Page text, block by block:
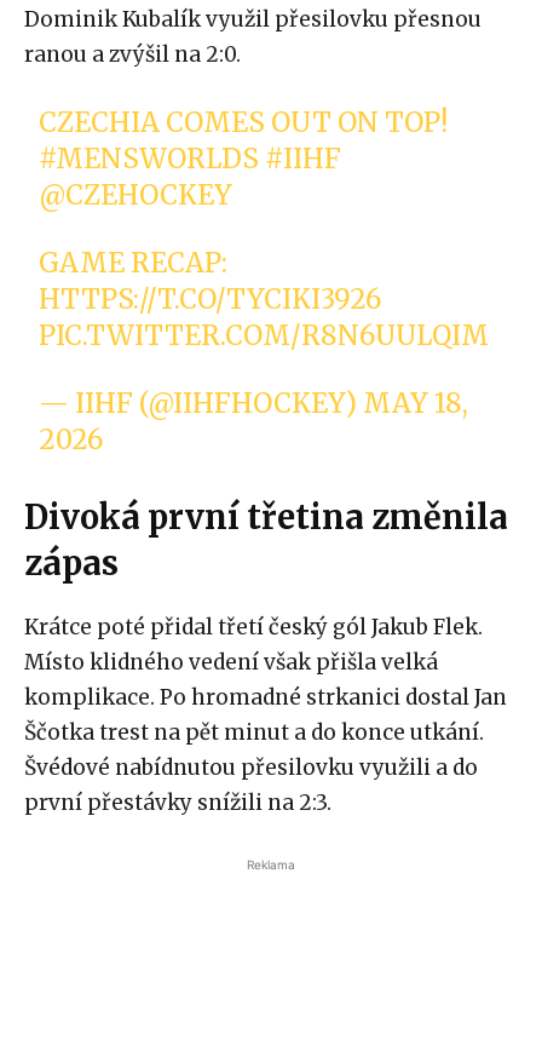
Dominik Kubalík využil přesilovku přesnou
ranou a zvýšil na 2:0.
CZECHIA COMES OUT ON TOP!
#MENSWORLDS #IIHF
@CZEHOCKEY
GAME RECAP:
HTTPS://T.CO/TYCIKI3926
PIC.TWITTER.COM/R8N6UULQIM
— IIHF (@IIHFHOCKEY) MAY 18,
2026
Divoká první třetina změnila
zápas
Krátce poté přidal třetí český gól Jakub Flek.
Místo klidného vedení však přišla velká
komplikace. Po hromadné strkanici dostal Jan
Ščotka trest na pět minut a do konce utkání.
Švédové nabídnutou přesilovku využili a do
první přestávky snížili na 2:3.
Reklama